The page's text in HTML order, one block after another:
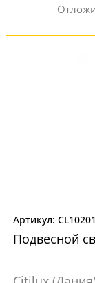
Подвесной